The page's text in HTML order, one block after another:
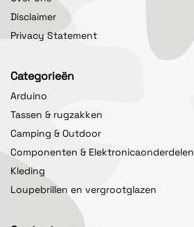
Disclaimer
Privacy Statement
Categorieën
Arduino
Tassen & rugzakken
Camping & Outdoor
Componenten & Elektronicaonderdelen
Kleding
Loupebrillen en vergrootglazen